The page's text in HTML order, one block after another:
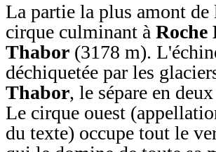
La partie la plus amont de
cirque culminant à Roche
Thabor (3178 m).
déchiquetée par les
Thabor, le sépare en
Le cirque ouest
du texte) occupe tout le